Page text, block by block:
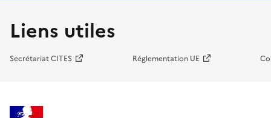
Liens utiles
Secrétariat CITES Réglementation UE